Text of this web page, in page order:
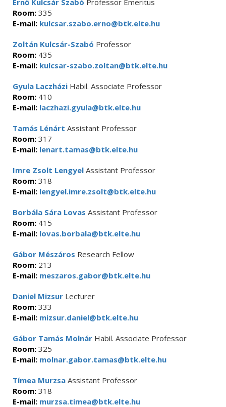
Ernő Kulcsár Szabó Professor Emeritus
Room: 335
E-mail: kulcsar.szabo.erno@btk.elte.hu
Zoltán Kulcsár-Szabó Professor
Room: 435
E-mail: kulcsar-szabo.zoltan@btk.elte.hu
Gyula Laczházi Habil. Associate Professor
Room: 410
E-mail: laczhazi.gyula@btk.elte.hu
Tamás Lénárt Assistant Professor
Room: 317
E-mail: lenart.tamas@btk.elte.hu
Imre Zsolt Lengyel Assistant Professor
Room: 318
E-mail: lengyel.imre.zsolt@btk.elte.hu
Borbála Sára Lovas Assistant Professor
Room: 415
E-mail: lovas.borbala@btk.elte.hu
Gábor Mészáros Research Fellow
Room: 213
E-mail: meszaros.gabor@btk.elte.hu
Daniel Mizsur Lecturer
Room: 333
E-mail: mizsur.daniel@btk.elte.hu
Gábor Tamás Molnár Habil. Associate Professor
Room: 325
E-mail: molnar.gabor.tamas@btk.elte.hu
Tímea Murzsa Assistant Professor
Room: 318
E-mail: murzsa.timea@btk.elte.hu